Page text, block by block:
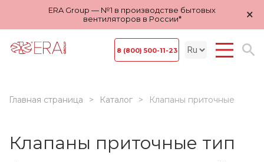
ERA Group — №1 в производстве бытовых
вентиляторов в России*
×
8 (800) 500-11-23
Главная страница Каталог Клапаны приточные
Клапаны приточные тип